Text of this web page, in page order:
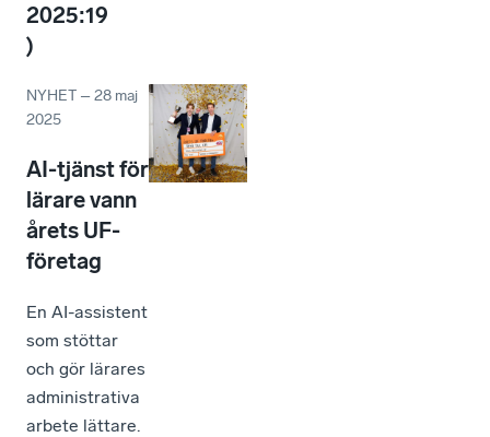
2025:19
)
NYHET –28 maj
2025
AI-tjänst för
lärare vann
årets UF-
företag
En AI-assistent
som stöttar
och gör lärares
administrativa
arbete lättare.